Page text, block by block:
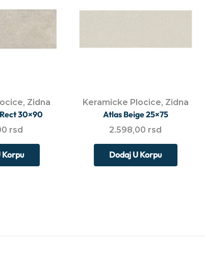
, Zidna
30×90
rsd
Korpu
Keramicke Plocice, Zidna
Atlas Beige 25×75
2.598,00 rsd
Dodaj U Korpu